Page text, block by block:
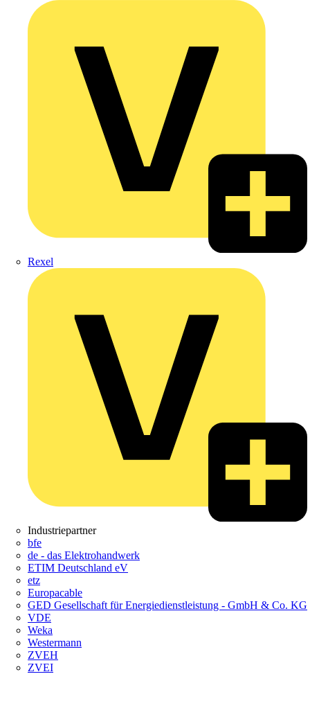
Rexel
Industriepartner
bfe
de - das Elektrohandwerk
ETIM Deutschland eV
etz
Europacable
GED Gesellschaft für Energiedienstleistung - GmbH & Co. KG
VDE
Weka
Westermann
ZVEH
ZVEI